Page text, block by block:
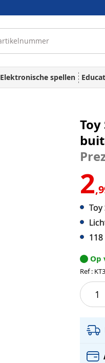
Elektronische spellen
2
Op
Ref :
1